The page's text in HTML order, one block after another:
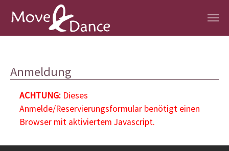
Anmeldung
ACHTUNG:Dieses
Anmelde/Reservierungsformular benötigt einen
Browser mit aktiviertem Javascript.